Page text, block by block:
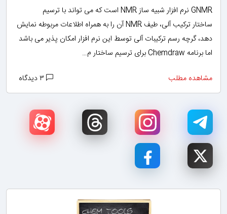
GNMR نرم افزار شبیه ساز NMR است که می تواند با ترسیم
ساختار ترکیب آلی، طیف NMR آن را به همراه اطلاعات مربوطه نمایش
دهد، گرچه رسم ترکیبات آلی توسط این نرم افزار امکان پذیر می باشد
اما برنامه Chemdraw برای ترسیم ساختار م…
مشاهده مطلب